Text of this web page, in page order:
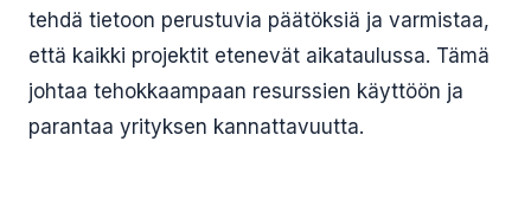
tehdä tietoon perustuvia päätöksiä ja varmistaa,
että kaikki projektit etenevät aikataulussa. Tämä
johtaa tehokkaampaan resurssien käyttöön ja
parantaa yrityksen kannattavuutta.